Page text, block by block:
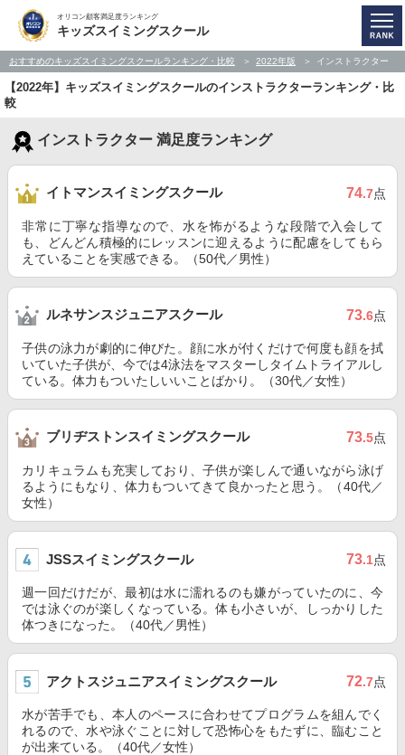
オリコン顧客満足度ランキング
キッズスイミングスクール
おすすめのキッズスイミングスクールランキング・比較 2022年版 インストラクター
【2022年】キッズスイミングスクールのインストラクターランキング・比
較
インストラクター 満足度ランキング
イトマンスイミングスクール 74.7点
非常に丁寧な指導なので、水を怖がるような段階で入会して
も、どんどん積極的にレッスンに迎えるように配慮をしてもら
えていることを実感できる。（50代／男性）
ルネサンスジュニアスクール 73.6点
子供の泳力が劇的に伸びた。顔に水が付くだけで何度も顔を拭
いていた子供が、今では4泳法をマスターしタイムトライアルし
ている。体力もついたしいいことばかり。（30代／女性）
ブリヂストンスイミングスクール 73.5点
カリキュラムも充実しており、子供が楽しんで通いながら泳げ
るようにもなり、体力もついてきて良かったと思う。（40代／
女性）
JSSスイミングスクール 73.1点
週一回だけだが、最初は水に濡れるのも嫌がっていたのに、今
では泳ぐのが楽しくなっている。体も小さいが、しっかりした
体つきになった。（40代／男性）
アクトスジュニアスイミングスクール 72.7点
水が苦手でも、本人のペースに合わせてプログラムを組んでく
れるので、水や泳ぐことに対して恐怖心をもたずに、臨むこと
が出来ている。（40代／女性）